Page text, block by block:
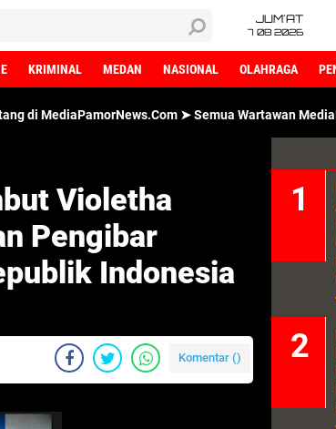
JUM'AT
7 08 2026
KRIMINAL MEDAN NASIONAL OLAHRAGA
➤ Semua Wartawan
Violetha
Pengibar
Indonesia
Komentar ()